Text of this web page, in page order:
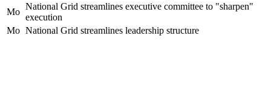
Mo
National Grid streamlines executive committee to "sharpen"
execution
Mo National Grid streamlines leadership structure